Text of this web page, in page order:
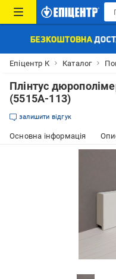
Епіцентр К Каталог
Плінтус
(5515A-113)
залишити відгук
Основна інформація